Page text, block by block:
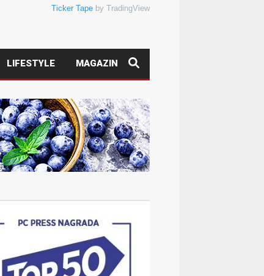
Ticker Tape by TradingView
LIFESTYLE MAGAZIN